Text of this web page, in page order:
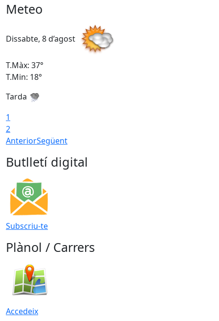
Meteo
Dissabte, 8 d’agost
T.Màx: 37°
T.Min: 18°
Tarda
1
2
AnteriorSegüent
Butlletí digital
Subscriu-te
Plànol / Carrers
Accedeix